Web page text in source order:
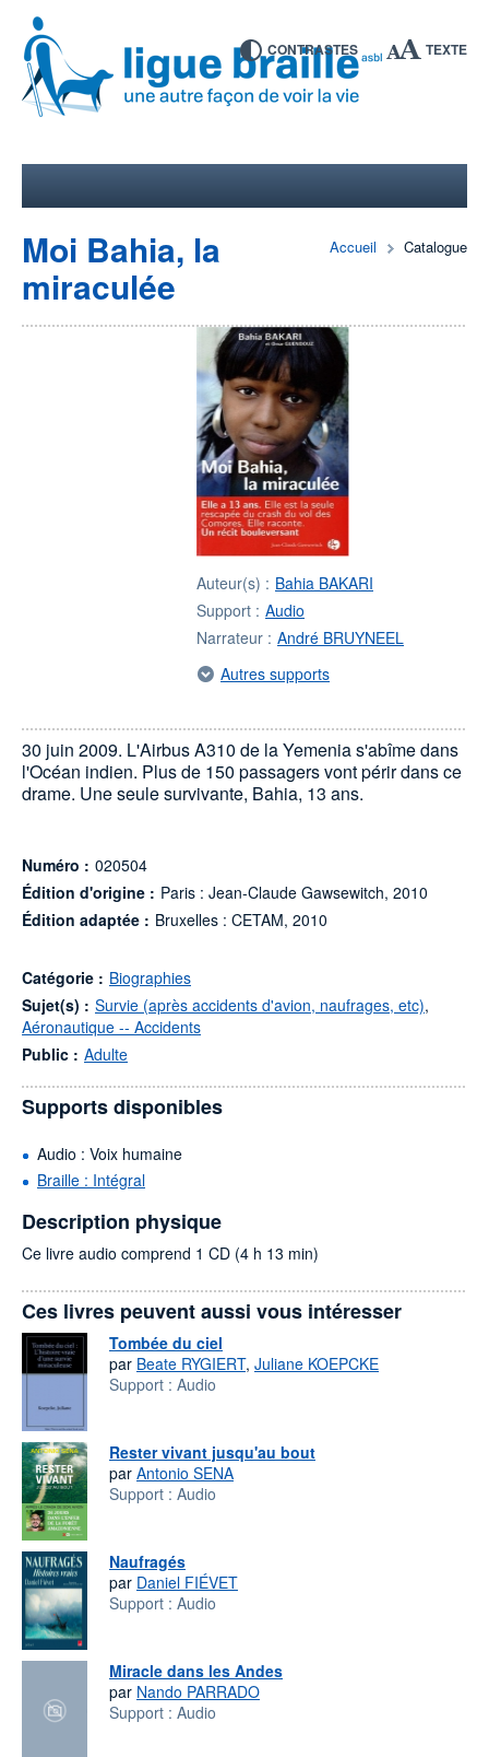
CONTRASTES TEXTE
Accueil Catalogue
Moi Bahia, la
miraculée
Auteur(s) : Bahia BAKARI
Support : Audio
Narrateur : André BRUYNEEL
Autres supports
30 juin 2009. L'Airbus A310 de la Yemenia s'abîme dans
l'Océan indien. Plus de 150 passagers vont périr dans ce
drame. Une seule survivante, Bahia, 13 ans.
Numéro : 020504
Édition d'origine : Paris : Jean-Claude Gawsewitch, 2010
Édition adaptée : Bruxelles : CETAM, 2010
Catégorie : Biographies
Sujet(s) : Survie (après accidents d'avion, naufrages, etc),
Aéronautique -- Accidents
Public : Adulte
Supports disponibles
Audio : Voix humaine
Braille : Intégral
Description physique
Ce livre audio comprend 1 CD (4 h 13 min)
Ces livres peuvent aussi vous intéresser
Tombée du ciel
par Beate RYGIERT, Juliane KOEPCKE
Support : Audio
Rester vivant jusqu'au bout
par Antonio SENA
Support : Audio
Naufragés
par Daniel FIÉVET
Support : Audio
Miracle dans les Andes
par Nando PARRADO
Support : Audio